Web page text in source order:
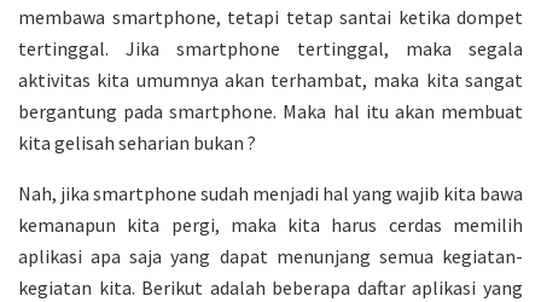
membawa smartphone, tetapi tetap santai ketika dompet
tertinggal. Jika smartphone tertinggal, maka segala
aktivitas kita umumnya akan terhambat, maka kita sangat
bergantung pada smartphone. Maka hal itu akan membuat
kita gelisah seharian bukan ?
Nah, jika smartphone sudah menjadi hal yang wajib kita bawa
kemanapun kita pergi, maka kita harus cerdas memilih
aplikasi apa saja yang dapat menunjang semua kegiatan-
kegiatan kita. Berikut adalah beberapa daftar aplikasi yang